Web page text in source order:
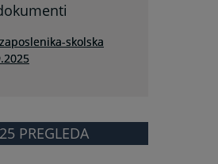
skolska
PREGLEDA